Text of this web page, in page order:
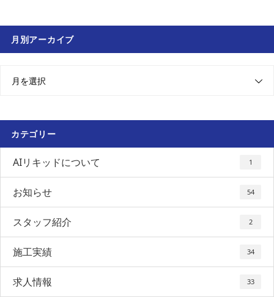
月別アーカイブ
月を選択
カテゴリー
AIリキッドについて 1
お知らせ 54
スタッフ紹介 2
施工実績 34
求人情報 33